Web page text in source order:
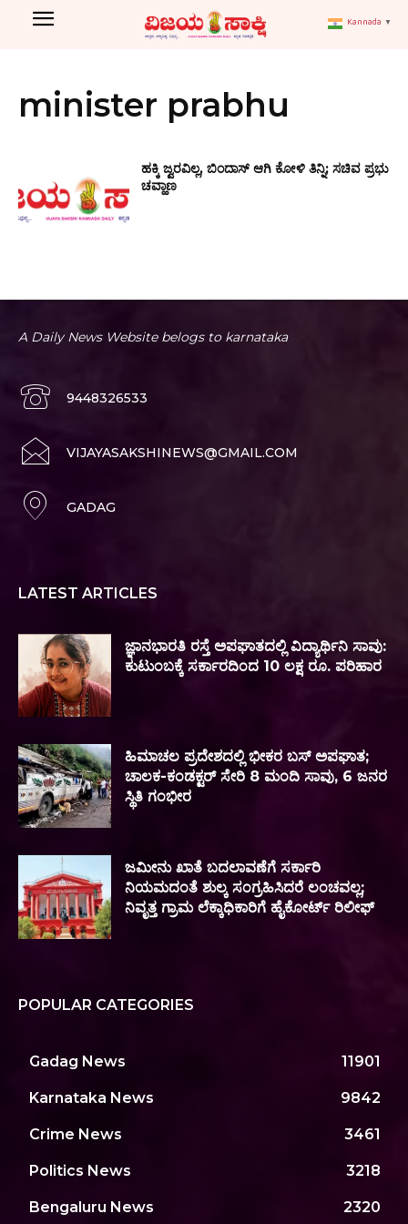
minister prabhu
ಹಕ್ಕಿ ಜ್ವರವಿಲ್ಲ, ಬಿಂದಾಸ್ ಆಗಿ ಕೋಳಿ ತಿನ್ನಿ; ಸಚಿವ ಪ್ರಭು
ಚವ್ಹಾಣ
A Daily News Website belogs to karnataka
9448326533
VIJAYASAKSHINEWS@GMAIL.COM
GADAG
LATEST ARTICLES
ಜ್ಞಾನಭಾರತಿ ರಸ್ತೆ ಅಪಘಾತದಲ್ಲಿ ವಿದ್ಯಾರ್ಥಿನಿ ಸಾವು:
ಕುಟುಂಬಕ್ಕೆ ಸರ್ಕಾರದಿಂದ 10 ಲಕ್ಷ ರೂ. ಪರಿಹಾರ
ಹಿಮಾಚಲ ಪ್ರದೇಶದಲ್ಲಿ ಭೀಕರ ಬಸ್ ಅಪಘಾತ;
ಚಾಲಕ-ಕಂಡಕ್ಟರ್ ಸೇರಿ 8 ಮಂದಿ ಸಾವು, 6 ಜನರ
ಸ್ಥಿತಿ ಗಂಭೀರ
ಜಮೀನು ಖಾತೆ ಬದಲಾವಣೆಗೆ ಸರ್ಕಾರಿ
ನಿಯಮದಂತೆ ಶುಲ್ಕ ಸಂಗ್ರಹಿಸಿದರೆ ಲಂಚವಲ್ಲ;
ನಿವೃತ್ತ ಗ್ರಾಮ ಲೆಕ್ಕಾಧಿಕಾರಿಗೆ ಹೈಕೋರ್ಟ್‌ ರಿಲೀಫ್
POPULAR CATEGORIES
Gadag News 11901
Karnataka News 9842
Crime News 3461
Politics News 3218
Bengaluru News 2320
Kannada ▼